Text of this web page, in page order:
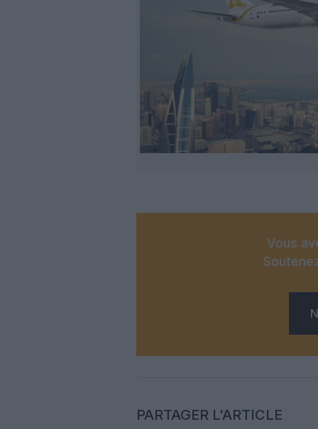
Vous
PARTAGER L'ARTICLE